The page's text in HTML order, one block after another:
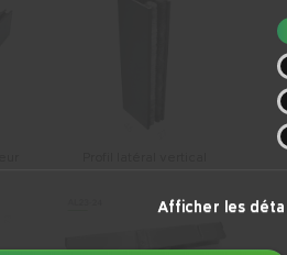
Afficher les